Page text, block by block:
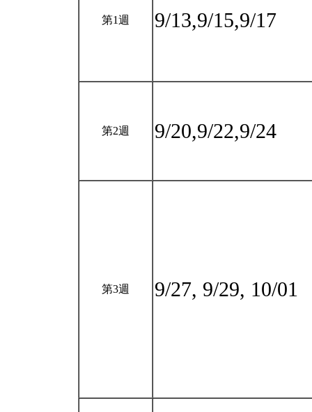
第1週 9/13,9/15,9/17
第2週 9/20,9/22,9/24
第3週 9/27, 9/29, 10/01